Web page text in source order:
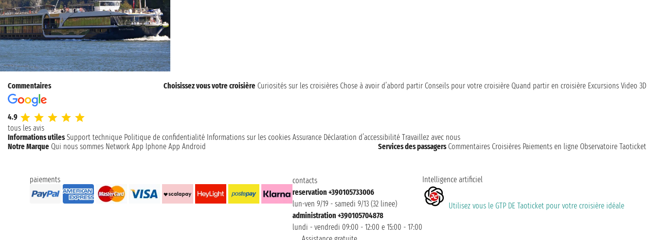
Commentaires
4.9
tous les avis
Choisissez vous votre croisière Curiosités sur les croisières Chose à avoir d’abord partir Conseils pour votre croisière Quand partir en croisière Excursions Video 3D
Informations utiles Support technique Politique de confidentialité Informations sur les cookies Assurance Déclaration d’accessibilité Travaillez avec nous
Notre Marque Qui nous sommes Network App Iphone App Android Services des passagers Commentaires Croisières Paiements en ligne Observatoire Taoticket
paiements
contacts
reservation +390105733006
lun-ven 9/19 - samedi 9/13 (32 linee)
administration +390105704878
lundi - vendredi 09:00 - 12:00 e 15:00 - 17:00
Intelligence artificiel
Utilisez vous le GTP DE Taoticket pour votre croisière idéale